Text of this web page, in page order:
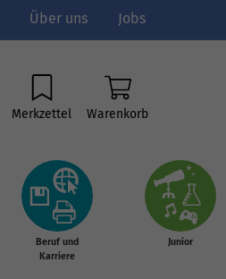
Über uns Jobs
Merkzettel Warenkorb
Beruf und
Karriere
Junior